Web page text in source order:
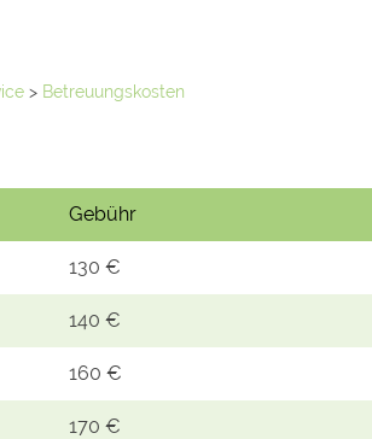
> Betreuungskosten
Gebühr
130 €
140 €
160 €
170 €